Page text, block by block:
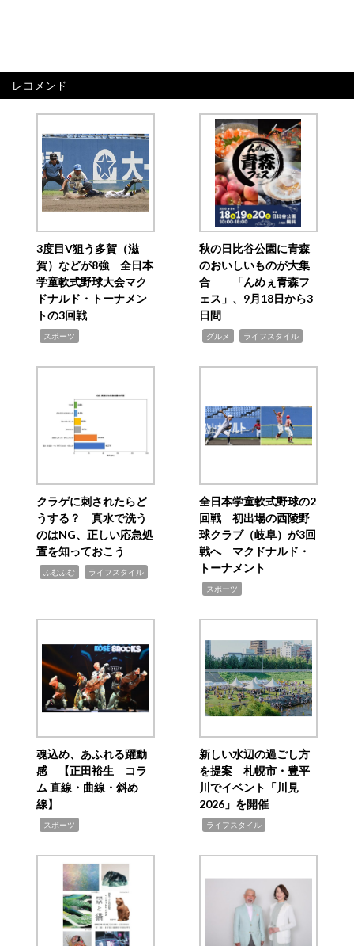
レコメンド
3度目V狙う多賀（滋
賀）などが8強 全日本
学童軟式野球大会マク
ドナルド・トーナメン
トの3回戦
スポーツ
秋の日比谷公園に青森
のおいしいものが大集
合 「んめぇ青森フ
ェス」、9月18日から3
日間
グルメ ライフスタイル
クラゲに刺されたらど
うする？ 真水で洗う
のはNG、正しい応急処
置を知っておこう
ふむふむ ライフスタイル
全日本学童軟式野球の2
回戦 初出場の西陵野
球クラブ（岐阜）が3回
戦へ マクドナルド・
トーナメント
スポーツ
魂込め、あふれる躍動
感 【正田裕生 コラ
ム 直線・曲線・斜め
線】
スポーツ
新しい水辺の過ごし方
を提案 札幌市・豊平
川でイベント「川見
2026」を開催
ライフスタイル